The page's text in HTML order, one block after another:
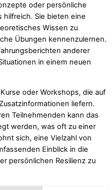
oder persönliche
Sie bieten eine
Wissen zu
Übungen kennenzulernen.
anderer
in einem neuen
oder Workshops, die auf
liefern.
Teilnehmenden kann das
werden, was oft zu einer
sich, eine Vielzahl von
Einblick in die
persönlichen Resilienz zu